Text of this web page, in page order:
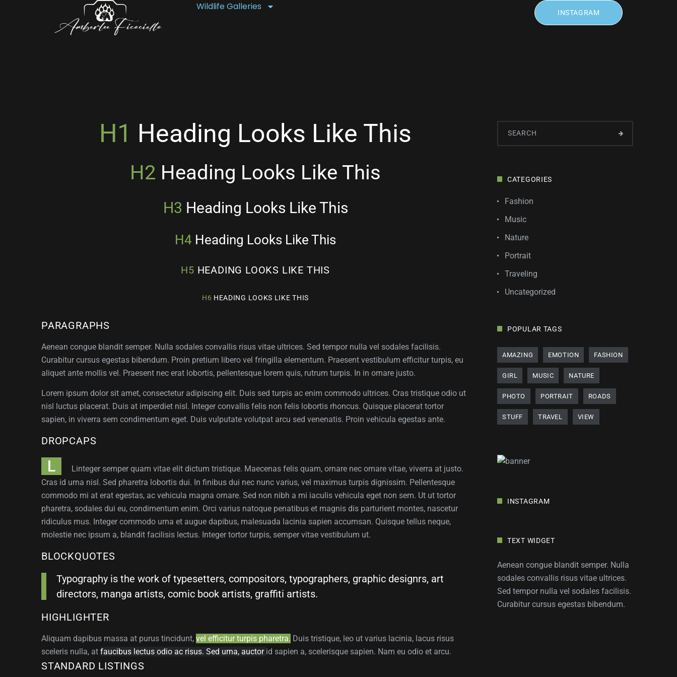
Wildlife Galleries
INSTAGRAM
H1 Heading Looks Like This
H2 Heading Looks Like This
H3 Heading Looks Like This
H4 Heading Looks Like This
H5 HEADING LOOKS LIKE THIS
H6 HEADING LOOKS LIKE THIS
PARAGRAPHS
Aenean congue blandit semper. Nulla sodales convallis risus vitae ultrices. Sed tempor nulla vel sodales facilisis.
Curabitur cursus egestas bibendum. Proin pretium libero vel fringilla elementum. Praesent vestibulum efficitur turpis, eu
aliquet ante mollis vel. Praesent nec erat lobortis, pellentesque lorem quis, rutrum turpis. In in ornare justo.
Lorem ipsum dolor sit amet, consectetur adipiscing elit. Duis sed turpis ac enim commodo ultrices. Cras tristique odio ut
nisl luctus placerat. Duis at imperdiet nisl. Integer convallis felis non felis lobortis rhoncus. Quisque placerat tortor
sapien, in viverra sem condimentum eget. Duis vulputate volutpat arcu sed venenatis. Proin vehicula egestas ante.
DROPCAPS
L
Linteger semper quam vitae elit dictum tristique. Maecenas felis quam, ornare nec ornare vitae, viverra at justo.
Cras id urna nisl. Sed pharetra lobortis dui. In finibus dui nec nunc varius, vel maximus turpis dignissim. Pellentesque
commodo mi at erat egestas, ac vehicula magna ornare. Sed non nibh a mi iaculis vehicula eget non sem. Ut ut tortor
pharetra, sodales dui eu, condimentum enim. Orci varius natoque penatibus et magnis dis parturient montes, nascetur
ridiculus mus. Integer commodo urna et augue dapibus, malesuada lacinia sapien accumsan. Quisque tellus neque,
molestie nec ipsum a, blandit facilisis lectus. Integer tortor turpis, semper vitae vestibulum ut.
BLOCKQUOTES
Typography is the work of typesetters, compositors, typographers, graphic designrs, art
directors, manga artists, comic book artists, graffiti artists.
HIGHLIGHTER
Aliquam dapibus massa at purus tincidunt, vel efficitur turpis pharetra. Duis tristique, leo ut varius lacinia, lacus risus
sceleris nulla, at faucibus lectus odio ac risus. Sed urna, auctor id sapien a, scelerisque sapien. Nam eu odio et arcu.
STANDARD LISTINGS
CATEGORIES
Fashion
Music
Nature
Portrait
Traveling
Uncategorized
POPULAR TAGS
AMAZING EMOTION FASHION
GIRL MUSIC NATURE
PHOTO PORTRAIT ROADS
STUFF TRAVEL VIEW
INSTAGRAM
TEXT WIDGET
Aenean congue blandit semper. Nulla
sodales convallis risus vitae ultrices.
Sed tempor nulla vel sodales facilisis.
Curabitur cursus egestas bibendum.